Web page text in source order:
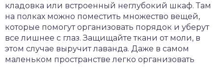
кладовка или встроенный неглубокий шкаф. Там
на полках можно поместить множество вещей,
которые помогут организовать порядок и уберут
все лишнее с глаз. Защищайте ткани от моли, в
этом случае выручит лаванда. Даже в самом
маленьком пространстве легко организовать